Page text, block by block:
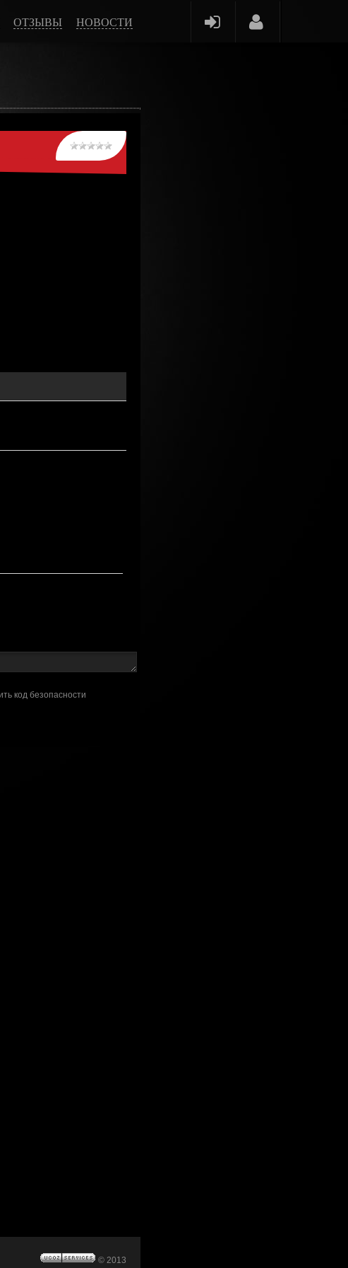
ОТЗЫВЫ НОВОСТИ
© 2013